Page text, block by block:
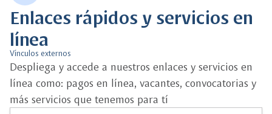
Enlaces rápidos y servicios en
línea
Vínculos externos
Despliega y accede a nuestros enlaces y servicios en
línea como: pagos en línea, vacantes, convocatorias y
más servicios que tenemos para tí